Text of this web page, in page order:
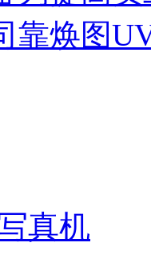
靠焕图
真机